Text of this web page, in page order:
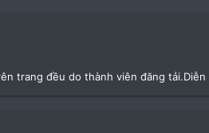
trang đều do thành viên đăng